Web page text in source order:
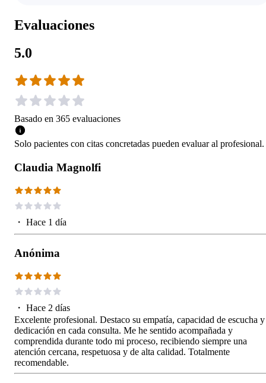
Evaluaciones
5.0
Basado en 365 evaluaciones
Solo pacientes con citas concretadas pueden evaluar al profesional.
Claudia Magnolfi
・ Hace 1 día
Anónima
・ Hace 2 días
Excelente profesional. Destaco su empatía, capacidad de escucha y
dedicación en cada consulta. Me he sentido acompañada y
comprendida durante todo mi proceso, recibiendo siempre una
atención cercana, respetuosa y de alta calidad. Totalmente
recomendable.